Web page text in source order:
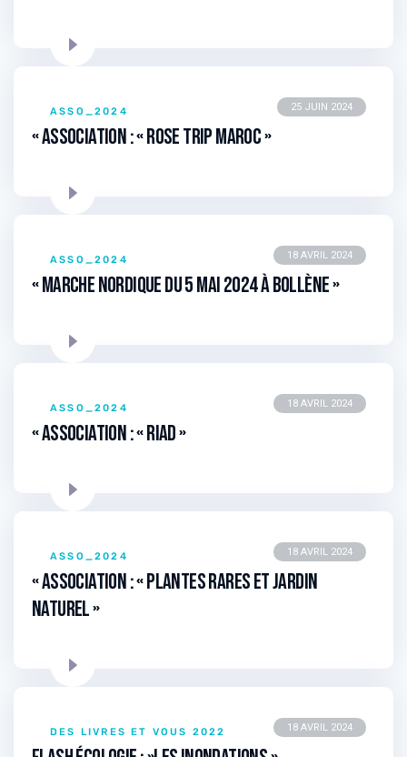
25 JUIN 2024
ASSO_2024
« Association : « Rose Trip Maroc »
18 AVRIL 2024
ASSO_2024
« Marche Nordique du 5 mai 2024 à Bollène »
18 AVRIL 2024
ASSO_2024
« Association : « RIAD »
18 AVRIL 2024
ASSO_2024
« Association : « Plantes rares et Jardin
naturel »
18 AVRIL 2024
DES LIVRES ET VOUS 2022